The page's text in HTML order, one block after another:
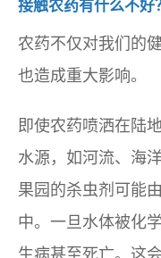
接触农药有什么不好
农药不仅对我们的
也造成重大影响。
即使农药喷洒在陆
水源，如河流、海
果园的杀虫剂可能
中。一旦水体被化
生病甚至死亡。这